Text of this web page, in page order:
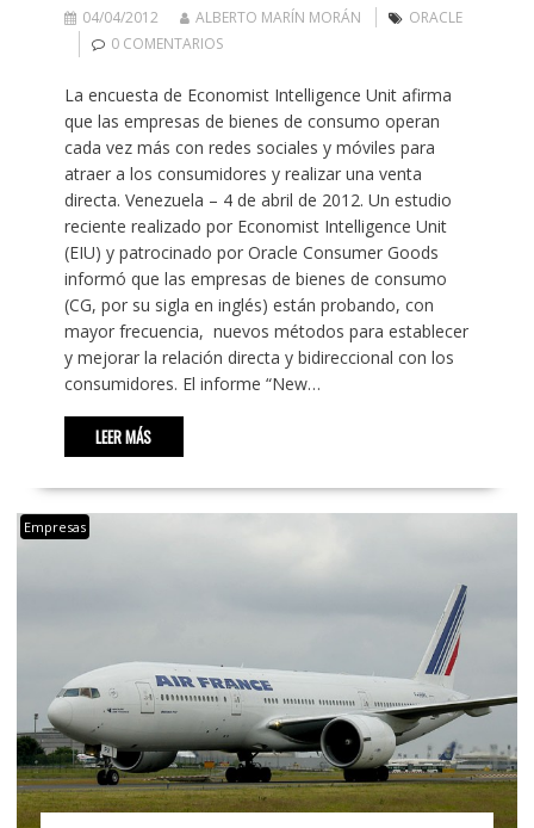
04/04/2012 ALBERTO MARÍN MORÁN
ORACLE
0 COMENTARIOS
La encuesta de Economist Intelligence Unit afirma
que las empresas de bienes de consumo operan
cada vez más con redes sociales y móviles para
atraer a los consumidores y realizar una venta
directa. Venezuela – 4 de abril de 2012. Un estudio
reciente realizado por Economist Intelligence Unit
(EIU) y patrocinado por Oracle Consumer Goods
informó que las empresas de bienes de consumo
(CG, por su sigla en inglés) están probando, con
mayor frecuencia, nuevos métodos para establecer
y mejorar la relación directa y bidireccional con los
consumidores. El informe “New…
LEER MÁS
Empresas